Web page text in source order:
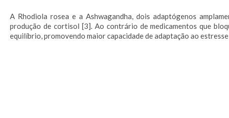
A Rhodiola rosea e a Ashwagandha, dois adaptógenos
produção de cortisol [3]. Ao contrário de medicamentos que
equilíbrio, promovendo maior capacidade de adaptação ao